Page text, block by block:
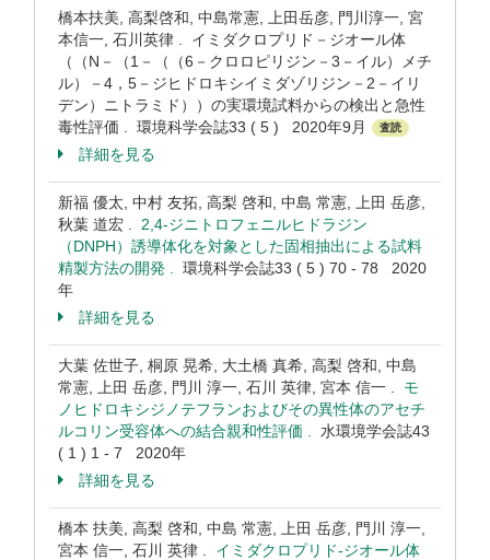
橋本扶美, 高梨啓和, 中島常憲, 上田岳彦, 門川淳一, 宮
本信一, 石川英律 . イミダクロプリド－ジオール体
（（N－（1－（（6－クロロピリジン－3－イル）メチ
ル）－4，5－ジヒドロキシイミダゾリジン－2－イリ
デン）ニトラミド））の実環境試料からの検出と急性
毒性評価 . 環境科学会誌33 ( 5 ) 2020年9月
査読
詳細を見る
新福 優太, 中村 友拓, 高梨 啓和, 中島 常憲, 上田 岳彦,
秋葉 道宏 . 2,4-ジニトロフェニルヒドラジン
（DNPH）誘導体化を対象とした固相抽出による試料
精製方法の開発 . 環境科学会誌33 ( 5 ) 70 - 78 2020
年
詳細を見る
大葉 佐世子, 桐原 晃希, 大土橋 真希, 高梨 啓和, 中島
常憲, 上田 岳彦, 門川 淳一, 石川 英律, 宮本 信一 . モ
ノヒドロキシジノテフランおよびその異性体のアセチ
ルコリン受容体への結合親和性評価 . 水環境学会誌43
( 1 ) 1 - 7 2020年
詳細を見る
橋本 扶美, 高梨 啓和, 中島 常憲, 上田 岳彦, 門川 淳一,
宮本 信一, 石川 英律 . イミダクロプリド-ジオール体